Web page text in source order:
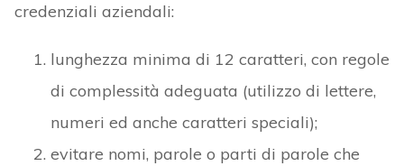
credenziali aziendali:
lunghezza minima di 12 caratteri, con regole
di complessità adeguata (utilizzo di lettere,
numeri ed anche caratteri speciali);
evitare nomi, parole o parti di parole che